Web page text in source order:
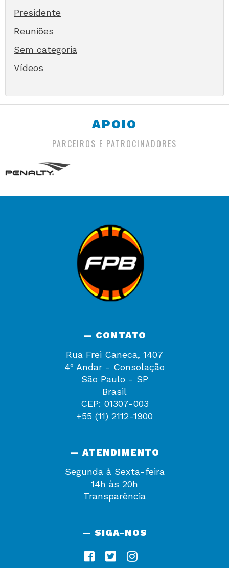
Presidente
Reuniões
Sem categoria
Vídeos
APOIO
PARCEIROS E PATROCINADORES
— CONTATO
Rua Frei Caneca, 1407
4º Andar - Consolação
São Paulo - SP
Brasil
CEP: 01307-003
+55 (11) 2112-1900
— ATENDIMENTO
Segunda à Sexta-feira
14h às 20h
Transparência
— SIGA-NOS